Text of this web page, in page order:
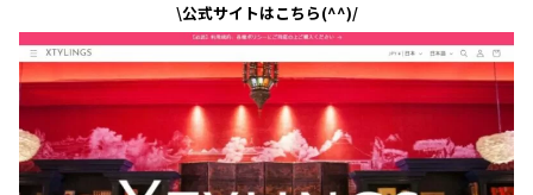
\公式サイトはこちら(^^)/